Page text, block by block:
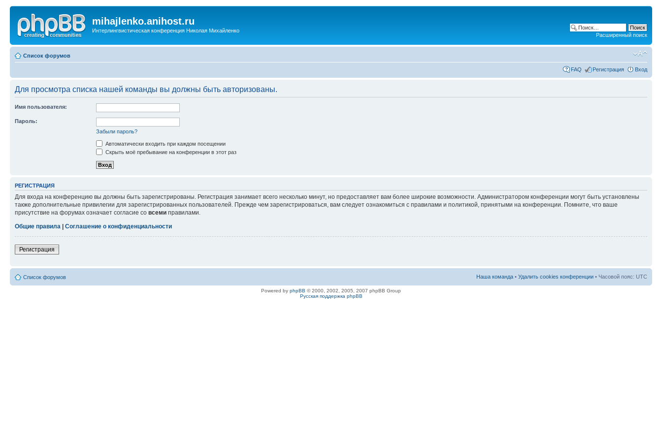
mihajlenko.anihost.ru
Интерлингвистическая конференция Николая Михайленко
Расширенный поиск
Список форумов
FAQ Регистрация Вход
Для просмотра списка нашей команды вы должны быть авторизованы.
Имя пользователя:
Пароль:
Забыли пароль?
Автоматически входить при каждом посещении
Скрыть моё пребывание на конференции в этот раз
РЕГИСТРАЦИЯ
Для входа на конференцию вы должны быть зарегистрированы. Регистрация занимает всего несколько минут, но предоставляет вам более широкие возможности. Администратором конференции могут быть установлены
также дополнительные привилегии для зарегистрированных пользователей. Прежде чем зарегистрироваться, вам следует ознакомиться с правилами и политикой, принятыми на конференции. Помните, что ваше
присутствие на форумах означает согласие со всеми правилами.
Общие правила
Соглашение о конфиденциальности
Регистрация
Список форумов Наша команда • Удалить cookies конференции • Часовой пояс: UTC
Powered by phpBB © 2000, 2002, 2005, 2007 phpBB Group
Русская поддержка phpBB